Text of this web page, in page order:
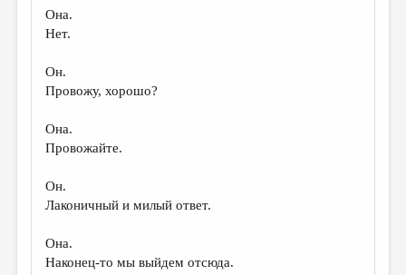
Она.
Нет.
Он.
Провожу, хорошо?
Она.
Провожайте.
Он.
Лаконичный и милый ответ.
Она.
Наконец-то мы выйдем отсюда.